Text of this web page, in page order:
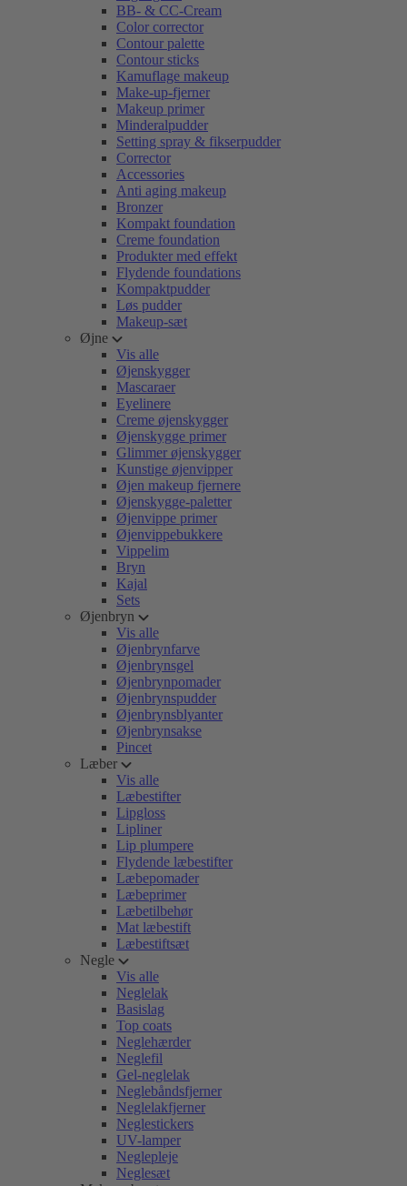
BB- & CC-Cream
Color corrector
Contour palette
Contour sticks
Kamuflage makeup
Make-up-fjerner
Makeup primer
Minderalpudder
Setting spray & fikserpudder
Corrector
Accessories
Anti aging makeup
Bronzer
Kompakt foundation
Creme foundation
Produkter med effekt
Flydende foundations
Kompaktpudder
Løs pudder
Makeup-sæt
Øjne
Vis alle
Øjenskygger
Mascaraer
Eyelinere
Creme øjenskygger
Øjenskygge primer
Glimmer øjenskygger
Kunstige øjenvipper
Øjen makeup fjernere
Øjenskygge-paletter
Øjenvippe primer
Øjenvippebukkere
Vippelim
Bryn
Kajal
Sets
Øjenbryn
Vis alle
Øjenbrynfarve
Øjenbrynsgel
Øjenbrynpomader
Øjenbrynspudder
Øjenbrynsblyanter
Øjenbrynsakse
Pincet
Læber
Vis alle
Læbestifter
Lipgloss
Lipliner
Lip plumpere
Flydende læbestifter
Læbepomader
Læbeprimer
Læbetilbehør
Mat læbestift
Læbestiftsæt
Negle
Vis alle
Neglelak
Basislag
Top coats
Neglehærder
Neglefil
Gel-neglelak
Neglebåndsfjerner
Neglelakfjerner
Neglestickers
UV-lamper
Neglepleje
Neglesæt